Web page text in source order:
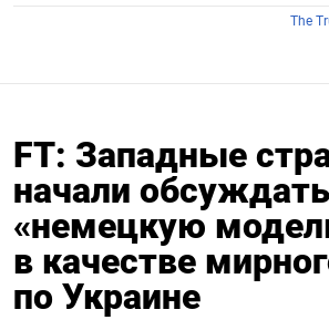
FT: Западные
начали обсуждать
«немецкую
в качестве
по Украине